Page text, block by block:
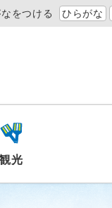
をつける ひらがな
観光